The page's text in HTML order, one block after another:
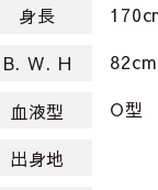
身長
B. W. H
血液型 O型
出身地